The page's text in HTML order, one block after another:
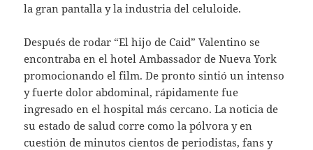
la gran pantalla y la industria del celuloide.
Después de rodar “El hijo de Caid” Valentino se
encontraba en el hotel Ambassador de Nueva York
promocionando el film. De pronto sintió un intenso
y fuerte dolor abdominal, rápidamente fue
ingresado en el hospital más cercano. La noticia de
su estado de salud corre como la pólvora y en
cuestión de minutos cientos de periodistas, fans y